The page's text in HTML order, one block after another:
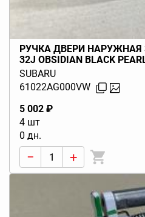
РУЧКА ДВЕРИ НАРУЖНАЯ
32J OBSIDIAN BLACK
BP (B13) 2003-2009
SUBARU
61022AG000VW
5 002 ₽
4 шт
0 дн.
− +